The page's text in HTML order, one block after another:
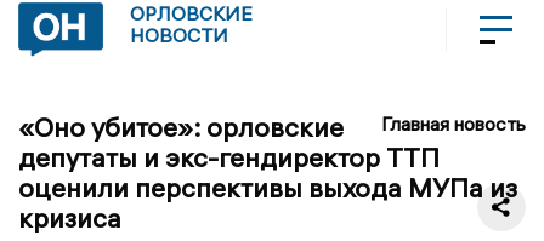
ОРЛОВСКИЕ
НОВОСТИ
Главная новость
«Оно убитое»: орловские
депутаты и экс-гендиректор ТТП
оценили перспективы выхода МУПа из
кризиса